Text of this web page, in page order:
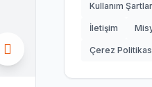
Kullanım
İletişim
Çerez